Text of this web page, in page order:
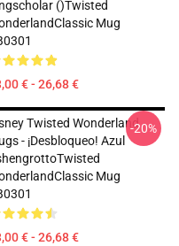
()Twisted
Mug
€ - 26,68 €
Twisted Wonderland
- ¡Desbloqueo! Azul
Mug
€ - 26,68 €
-20%